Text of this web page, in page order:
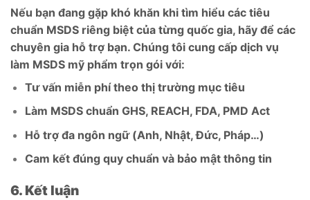
Nếu bạn đang gặp khó khăn khi tìm hiểu các tiêu
chuẩn MSDS riêng biệt của từng quốc gia, hãy để các
chuyên gia hỗ trợ bạn. Chúng tôi cung cấp dịch vụ
làm MSDS mỹ phẩm trọn gói với:
Tư vấn miễn phí theo thị trường mục tiêu
Làm MSDS chuẩn GHS, REACH, FDA, PMD Act
Hỗ trợ đa ngôn ngữ (Anh, Nhật, Đức, Pháp…)
Cam kết đúng quy chuẩn và bảo mật thông tin
6. Kết luận